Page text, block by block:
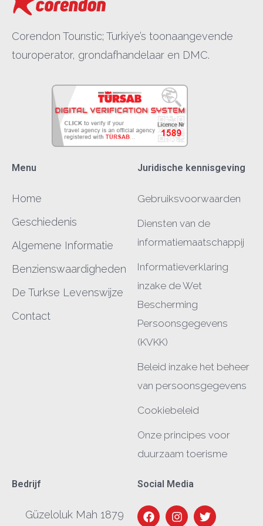
Corendon Tourıstic; Turkiye’s toonaangevende
touroperator, grondafhandelaar en DMC.
Menu
Home
Geschiedenis
Algemene Informatie
Benzienswaardigheden
De Turkse Levenswijze
Contact
Juridische kennisgeving
Gebruiksvoorwaarden
Diensten van de
informatiemaatschappij
Informatieverklaring
inzake de Wet
Bescherming
Persoonsgegevens
(KVKK)
Beleid inzake het beheer
van persoonsgegevens
Cookiebeleid
Onze principes voor
duurzaam toerisme
Bedrijf
Güzeloluk Mah 1879
Social Media